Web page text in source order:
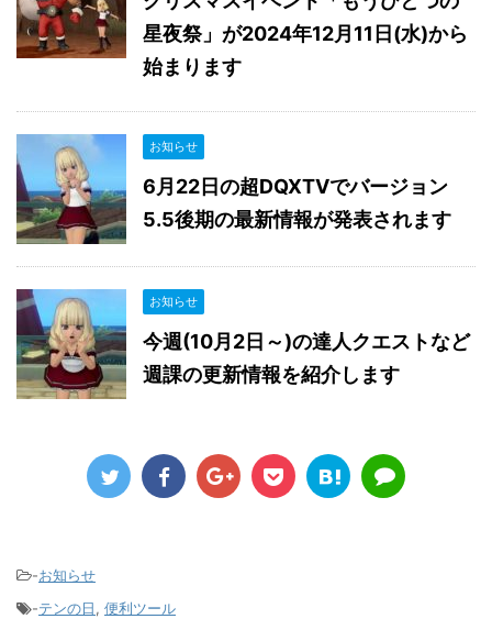
星夜祭」が2024年12月11日(水)から
始まります
お知らせ
6月22日の超DQXTVでバージョン
5.5後期の最新情報が発表されます
お知らせ
今週(10月2日～)の達人クエストなど
週課の更新情報を紹介します
-お知らせ
-テンの日, 便利ツール